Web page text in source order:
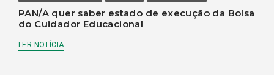
PAN/A quer saber estado de execução da Bolsa
do Cuidador Educacional
LER NOTÍCIA